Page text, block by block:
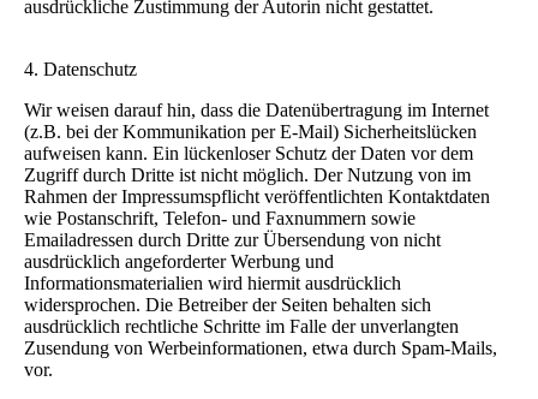
ausdrückliche Zustimmung der Autorin nicht gestattet.
4. Datenschutz
Wir weisen darauf hin, dass die Datenübertragung im Internet
(z.B. bei der Kommunikation per E-Mail) Sicherheitslücken
aufweisen kann. Ein lückenloser Schutz der Daten vor dem
Zugriff durch Dritte ist nicht möglich. Der Nutzung von im
Rahmen der Impressumspflicht veröffentlichten Kontaktdaten
wie Postanschrift, Telefon- und Faxnummern sowie
Emailadressen durch Dritte zur Übersendung von nicht
ausdrücklich angeforderter Werbung und
Informationsmaterialien wird hiermit ausdrücklich
widersprochen. Die Betreiber der Seiten behalten sich
ausdrücklich rechtliche Schritte im Falle der unverlangten
Zusendung von Werbeinformationen, etwa durch Spam-Mails,
vor.